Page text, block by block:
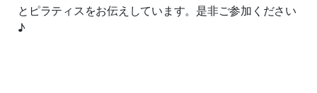
とピラティスをお伝えしています。是非ご参加ください
♪